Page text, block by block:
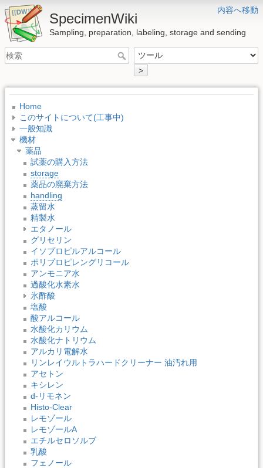
内容へ移動
SpecimenWiki
Sampling, preparation, labeling, storage and sending
>
Home
このサイトについて(工事中)
一般知識
機材
薬品
試薬の購入方法
storage
薬品の廃棄方法
handling
蒸留水
精製水
エタノール
グリセリン
イソプロピルアルコール
ポリプロピレングリコール
アンモニア水
過酸化水素水
氷酢酸
塩酸
酸アルコール
水酸化カリウム
水酸化ナトリウム
アルカリ電解水
リンレイウルトラハードクリーナー 油汚れ用
アセトン
キシレン
d-リモネン
Histo-Clear
レモゾール
レモゾールA
エチルセロソルブ
乳酸
フェノール